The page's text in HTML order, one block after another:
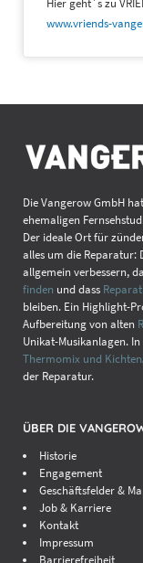
Hier geht´s zu
www.vriends-
Die Vangerow GmbH
ehemaligen
Der ideale Ort für
alles um die Reparatur:
allgemein verbessern,
finden und dass
bleiben. Ein Highlight-
Aufbereitung von alten
Unikat-Musikanlagen.
Thermomix und
der Reparatur.
ÜBER DIE
Historie
Engagement
Geschäftsfelder &
Job & Karriere
Kontakt
Impressum